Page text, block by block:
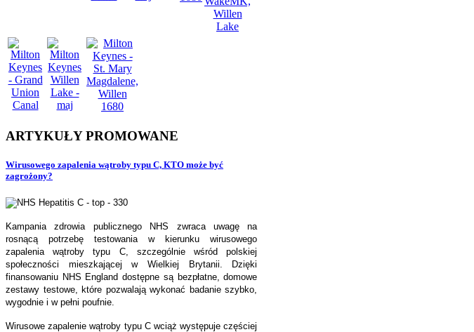
ARTYKUŁYPROMOWANE
Wirusowego zapalenia wątroby typu C, KTO może być
zagrożony?
Kampania zdrowia publicznego NHS zwraca uwagę na
rosnącą potrzebę testowania w kierunku wirusowego
zapalenia wątroby typu C, szczególnie wśród polskiej
społeczności mieszkającej w Wielkiej Brytanii. Dzięki
finansowaniu NHS England dostępne są bezpłatne, domowe
zestawy testowe, które pozwalają wykonać badanie szybko,
wygodnie i w pełni poufnie.
Wirusowe zapalenie wątroby typu C wciąż występuje częściej